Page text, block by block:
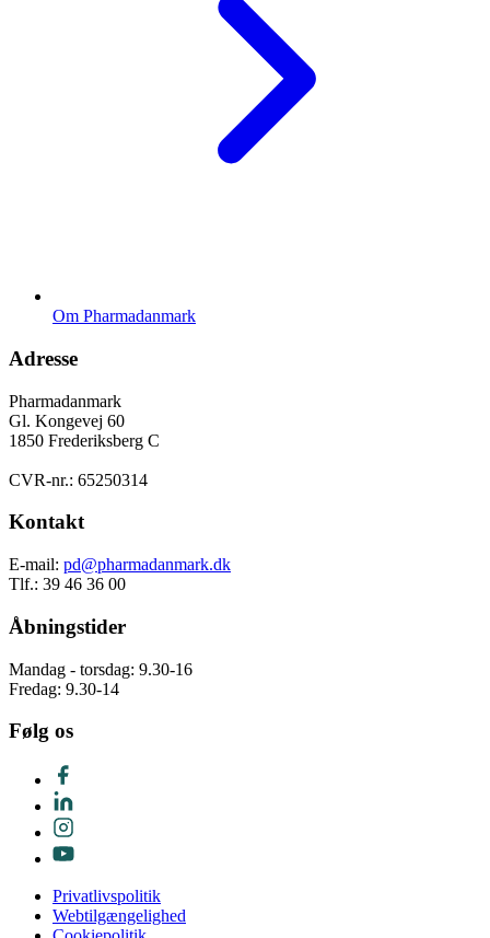
Om Pharmadanmark
Adresse
Pharmadanmark
Gl. Kongevej 60
1850 Frederiksberg C
CVR-nr.: 65250314
Kontakt
E-mail: pd@pharmadanmark.dk
Tlf.: 39 46 36 00
Åbningstider
Mandag - torsdag: 9.30-16
Fredag: 9.30-14
Følg os
Privatlivspolitik
Webtilgængelighed